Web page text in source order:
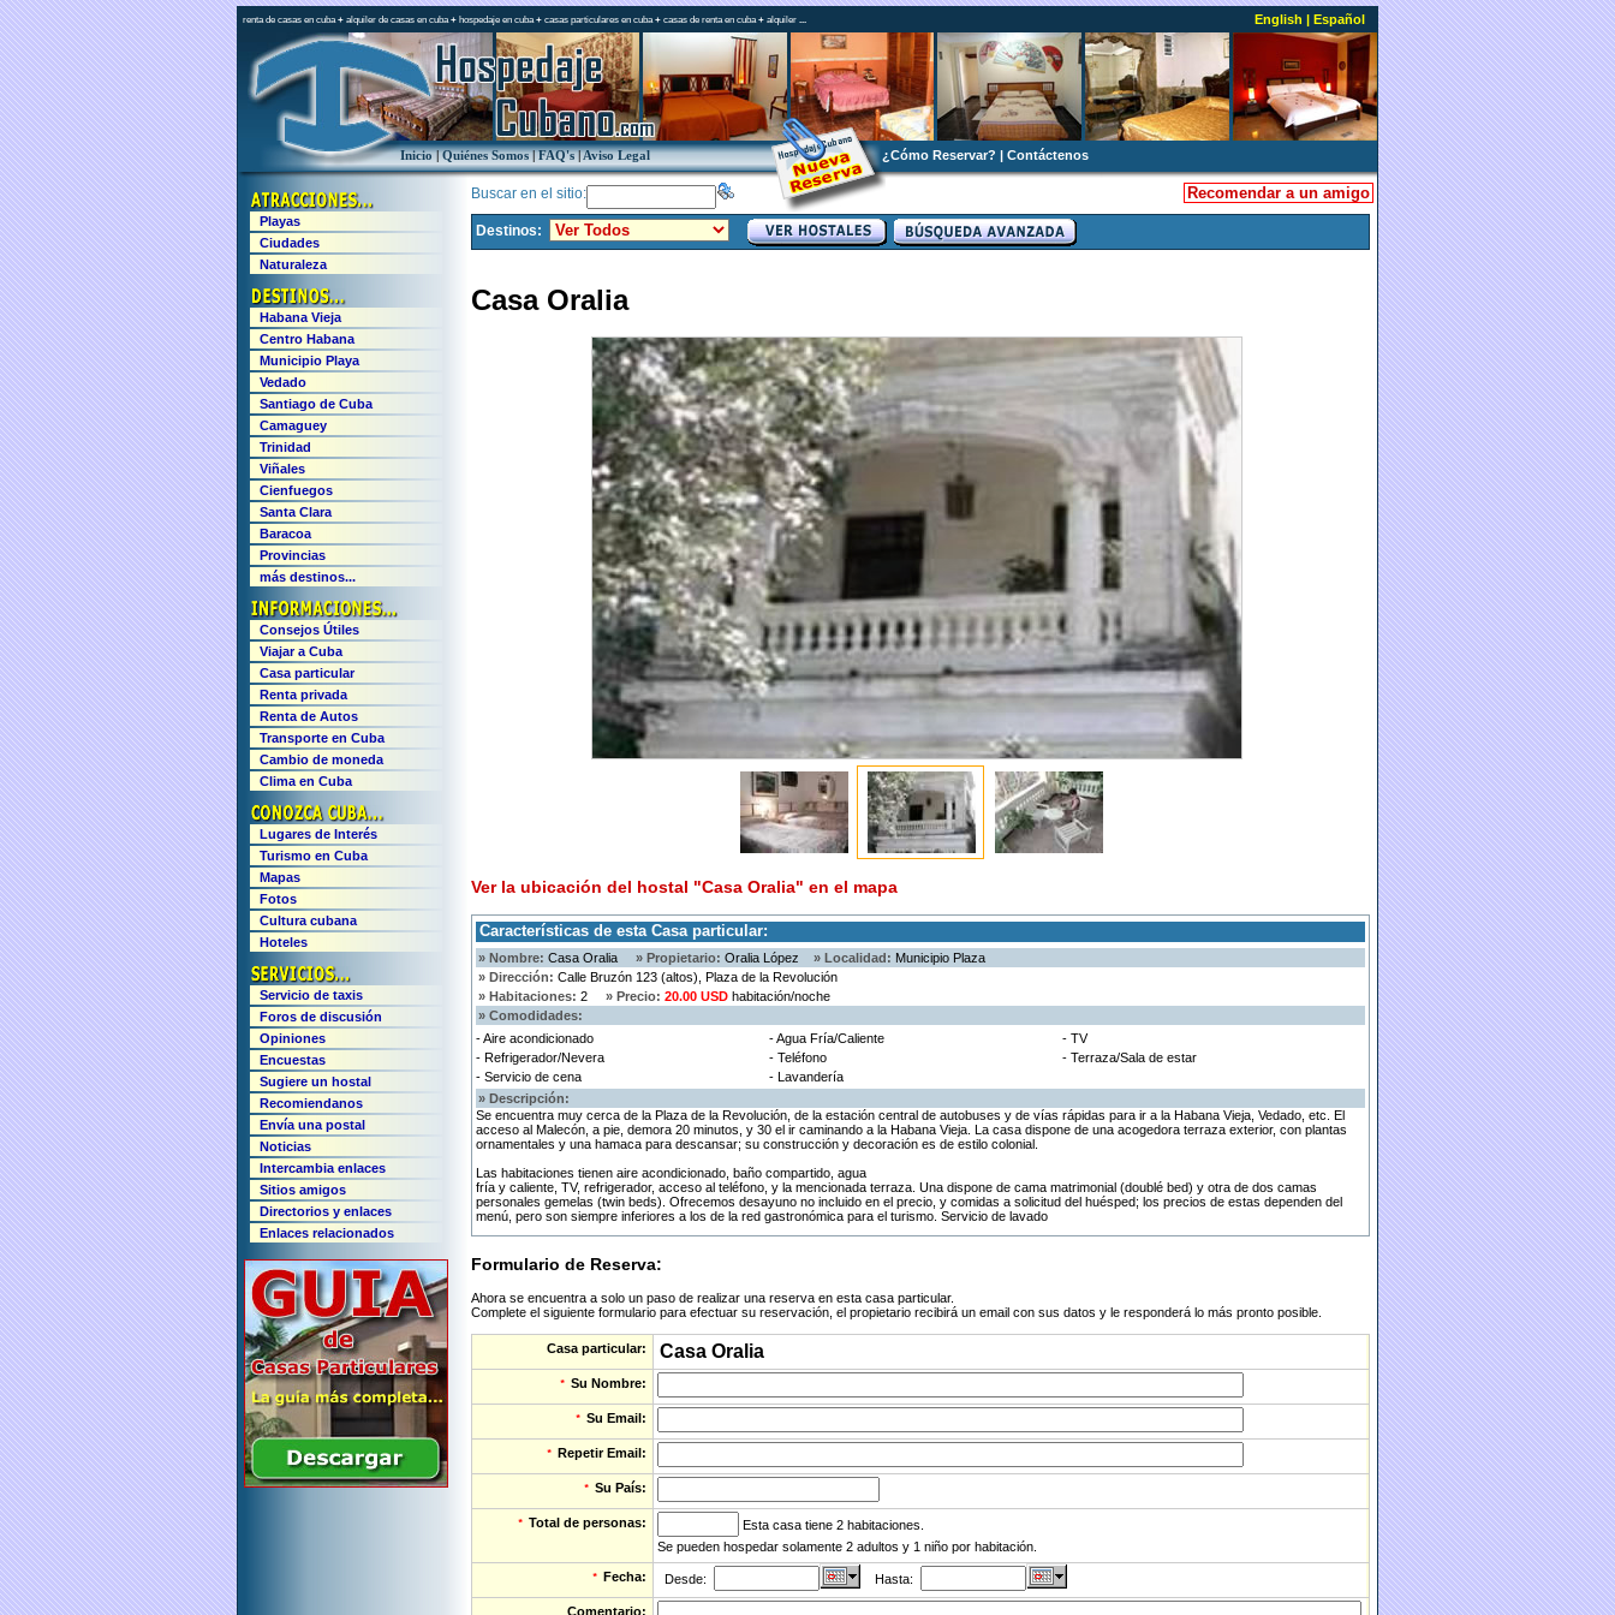
renta de casas en cuba+ alquiler de casas en cuba+ hospedaje en cuba+ casas particulares en cuba+ casas de renta en cuba+ alquiler ... English | Español
Inicio|Quiénes Somos|FAQ's|Aviso Legal ¿Cómo Reservar? | Contáctenos
Buscar en el sitio: Recomendar a un amigo
Destinos:
Casa Oralia
Ver la ubicación del hostal "Casa Oralia" en el mapa
Características de esta Casa particular:
» Nombre: Casa Oralia » Propietario: Oralia López » Localidad: Municipio Plaza
» Dirección: Calle Bruzón 123 (altos), Plaza de la Revolución
» Habitaciones: 2 » Precio: 20.00 USD habitación/noche
» Comodidades:
- Aire acondicionado
- Agua Fría/Caliente
- TV
- Refrigerador/Nevera
- Teléfono
- Terraza/Sala de estar
- Servicio de cena
- Lavandería
» Descripción:
Se encuentra muy cerca de la Plaza de la Revolución, de la estación central de autobuses y de vías rápidas para ir a la Habana Vieja, Vedado, etc. El
acceso al Malecón, a pie, demora 20 minutos, y 30 el ir caminando a la Habana Vieja. La casa dispone de una acogedora terraza exterior, con plantas
ornamentales y una hamaca para descansar; su construcción y decoración es de estilo colonial.
Las habitaciones tienen aire acondicionado, baño compartido, agua
fría y caliente, TV, refrigerador, acceso al teléfono, y la mencionada terraza. Una dispone de cama matrimonial (doublé bed) y otra de dos camas
personales gemelas (twin beds). Ofrecemos desayuno no incluido en el precio, y comidas a solicitud del huésped; los precios de estas dependen del
menú, pero son siempre inferiores a los de la red gastronómica para el turismo. Servicio de lavado
Formulario de Reserva:
Ahora se encuentra a solo un paso de realizar una reserva en esta casa particular.
Complete el siguiente formulario para efectuar su reservación, el propietario recibirá un email con sus datos y le responderá lo más pronto posible.
Casa particular: Casa Oralia
* Su Nombre:
* Su Email:
* Repetir Email:
* Su País:
* Total de personas:
Esta casa tiene 2 habitaciones.
Se pueden hospedar solamente 2 adultos y 1 niño por habitación.
* Fecha: Desde: Hasta:
Comentario:
Playas
Ciudades
Naturaleza
Habana Vieja
Centro Habana
Municipio Playa
Vedado
Santiago de Cuba
Camaguey
Trinidad
Viñales
Cienfuegos
Santa Clara
Baracoa
Provincias
más destinos...
Consejos Útiles
Viajar a Cuba
Casa particular
Renta privada
Renta de Autos
Transporte en Cuba
Cambio de moneda
Clima en Cuba
Lugares de Interés
Turismo en Cuba
Mapas
Fotos
Cultura cubana
Hoteles
Servicio de taxis
Foros de discusión
Opiniones
Encuestas
Sugiere un hostal
Recomiendanos
Envía una postal
Noticias
Intercambia enlaces
Sitios amigos
Directorios y enlaces
Enlaces relacionados